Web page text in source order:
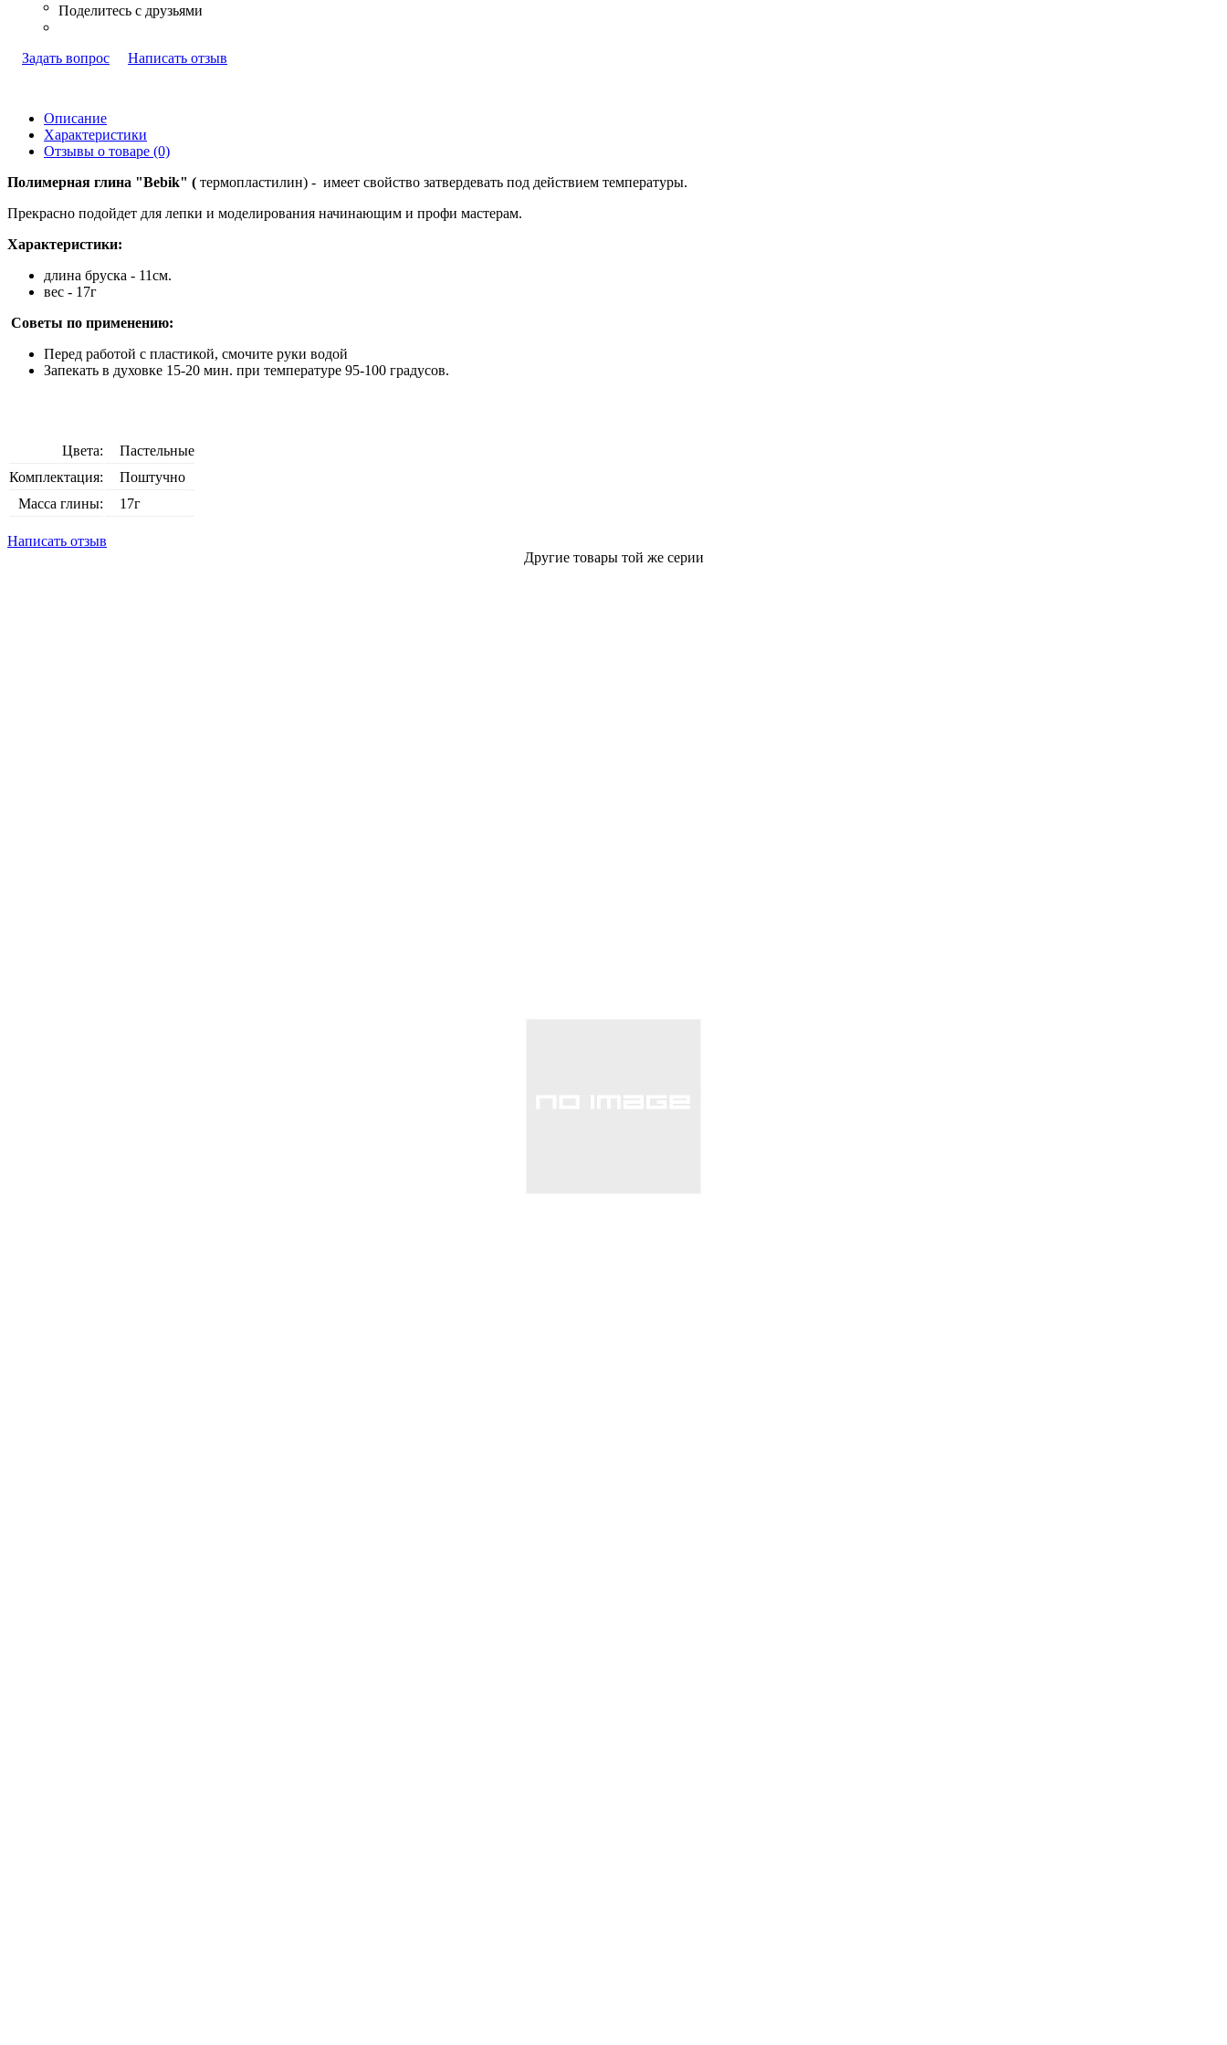
Задать вопрос Написать отзыв
Описание
Характеристики
Отзывы о товаре (0)
Полимерная глина "Bebik" ( термопластилин) - имеет свойство затвердевать под действием температуры.
Прекрасно подойдет для лепки и моделирования начинающим и профи мастерам.
Характеристики:
длина бруска - 11см.
вес - 17г
Советы по применению:
Перед работой с пластикой, смочите руки водой
Запекать в духовке 15-20 мин. при температуре 95-100 градусов.
Цвета:
Пастельные
Комплектация:
Поштучно
Масса глины:
17г
Написать отзыв
Другие товары той же серии